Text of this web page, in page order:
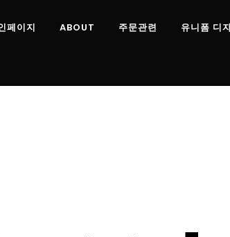
페이지 ABOUT 주문관련 유니폼 디